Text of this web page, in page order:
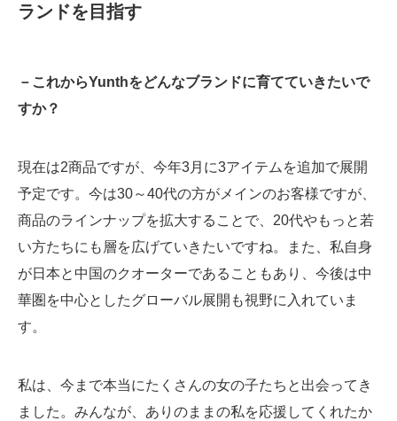
ランドを目指す
－これからYunthをどんなブランドに育てていきたいで
すか？
現在は2商品ですが、今年3月に3アイテムを追加で展開
予定です。今は30～40代の方がメインのお客様ですが、
商品のラインナップを拡大することで、20代やもっと若
い方たちにも層を広げていきたいですね。また、私自身
が日本と中国のクオーターであることもあり、今後は中
華圏を中心としたグローバル展開も視野に入れていま
す。
私は、今まで本当にたくさんの女の子たちと出会ってき
ました。みんなが、ありのままの私を応援してくれたか